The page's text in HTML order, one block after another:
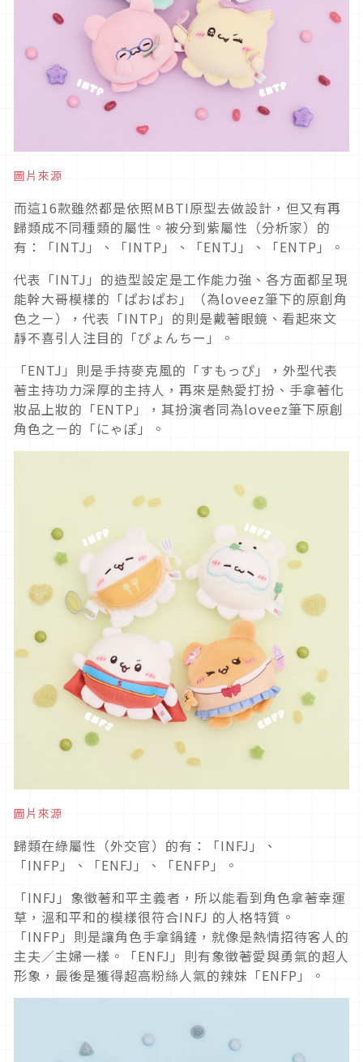
圖片來源
而這16款雖然都是依照MBTI原型去做設計，但又有再
歸類成不同種類的屬性。被分到紫屬性（分析家）的
有：「INTJ」、「INTP」、「ENTJ」、「ENTP」。
代表「INTJ」的造型設定是工作能力強、各方面都呈現
能幹大哥模樣的「ぱおぱお」（為loveez筆下的原創角
色之ㄧ），代表「INTP」的則是戴著眼鏡、看起來文
靜不喜引人注目的「ぴょんちー」。
「ENTJ」則是手持麥克風的「すもっぴ」，外型代表
著主持功力深厚的主持人，再來是熱愛打扮、手拿著化
妝品上妝的「ENTP」，其扮演者同為loveez筆下原創
角色之ㄧ的「にゃぽ」。
圖片來源
歸類在綠屬性（外交官）的有：「INFJ」、
「INFP」、「ENFJ」、「ENFP」。
「INFJ」象徵著和平主義者，所以能看到角色拿著幸運
草，溫和平和的模樣很符合INFJ 的人格特質。
「INFP」則是讓角色手拿鍋鏟，就像是熱情招待客人的
主夫／主婦一樣。「ENFJ」則有象徵著愛與勇氣的超人
形象，最後是獲得超高粉絲人氣的辣妹「ENFP」。